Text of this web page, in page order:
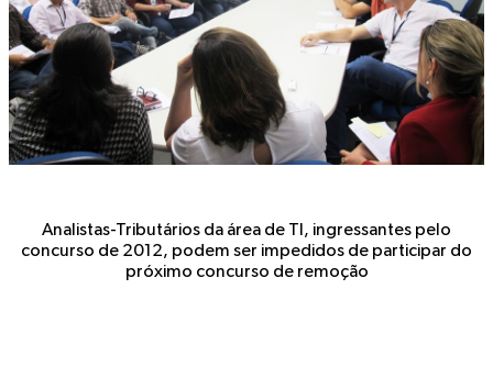
Analistas-Tributários da área de TI, ingressantes pelo
concurso de 2012, podem ser impedidos de participar do
próximo concurso de remoção